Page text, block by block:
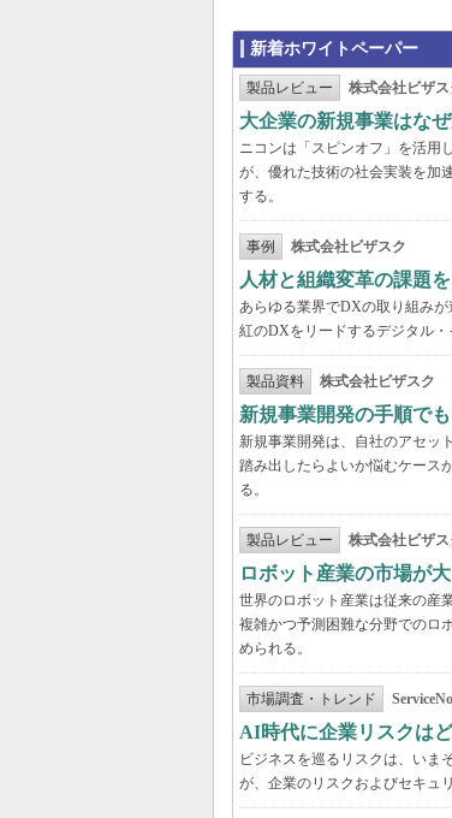
新着ホワイトペーパー
製品レビュー 株式会社ビザス
大企業の新規事業はな
ニコンは「スピンオフ」を活用
が、優れた技術の社会実装を加
する。
事例 株式会社ビザスク
人材と組織変革の課題
あらゆる業界でDXの取り組み
紅のDXをリードするデジタル
製品資料 株式会社ビザスク
新規事業開発の手順で
新規事業開発は、自社のアセッ
踏み出したらよいか悩むケース
る。
製品レビュー 株式会社ビザス
ロボット産業の市場が
世界のロボット産業は従来の産
複雑かつ予測困難な分野でのロ
められる。
市場調査・トレンド
AI時代に企業リスクは
ビジネスを巡るリスクは、いま
が、企業のリスクおよびセキュ